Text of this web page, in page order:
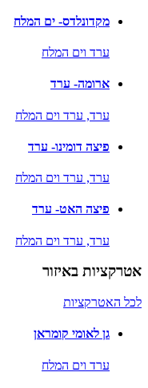
מקדונלדס- ים המלח
ערד וים המלח
ארומה- ערד
ערד, ערד וים המלח
פיצה דומינו- ערד
ערד, ערד וים המלח
פיצה האט- ערד
ערד, ערד וים המלח
אטרקציות באיזור
לכל האטרקציות
גן לאומי קומראן
ערד וים המלח